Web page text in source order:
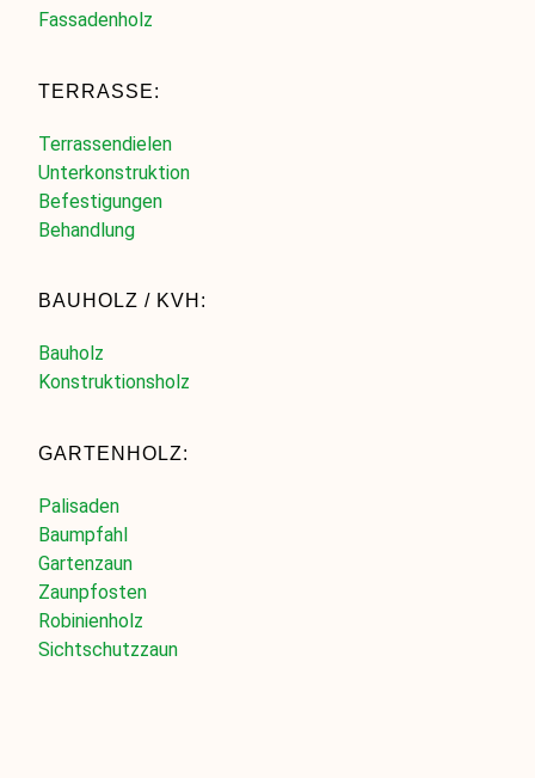
Fassadenholz
TERRASSE:
Terrassendielen
Unterkonstruktion
Befestigungen
Behandlung
BAUHOLZ / KVH:
Bauholz
Konstruktionsholz
GARTENHOLZ:
Palisaden
Baumpfahl
Gartenzaun
Zaunpfosten
Robinienholz
Sichtschutzzaun